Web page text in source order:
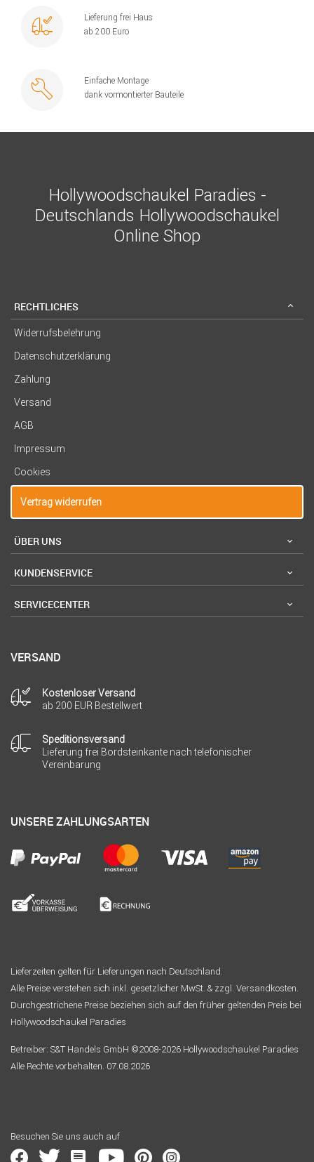
Lieferung frei Haus
ab 200 Euro
Einfache Montage
dank vormontierter Bauteile
Hollywoodschaukel Paradies -
Deutschlands Hollywoodschaukel
Online Shop
RECHTLICHES
Widerrufsbelehrung
Datenschutzerklärung
Zahlung
Versand
AGB
Impressum
Cookies
Vertrag widerrufen
ÜBER UNS
KUNDENSERVICE
SERVICECENTER
VERSAND
Kostenloser Versand
ab 200 EUR Bestellwert
Speditionsversand
Lieferung frei Bordsteinkante nach telefonischer
Vereinbarung
UNSERE ZAHLUNGSARTEN
Lieferzeiten gelten für Lieferungen nach Deutschland.
Alle Preise verstehen sich inkl. gesetzlicher MwSt. & zzgl. Versandkosten.
Durchgestrichene Preise beziehen sich auf den früher geltenden Preis bei
Hollywoodschaukel Paradies
Betreiber: S&T Handels GmbH ©2008-2026 Hollywoodschaukel Paradies
Alle Rechte vorbehalten. 07.08.2026
Besuchen Sie uns auch auf